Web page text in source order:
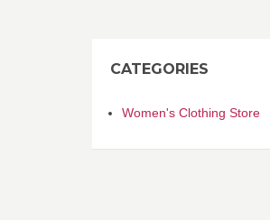
CATEGORIES
Women's Clothing Store